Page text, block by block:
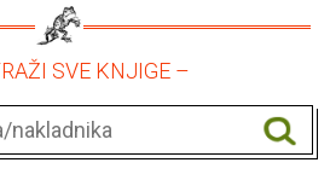
SVE KNJIGE –